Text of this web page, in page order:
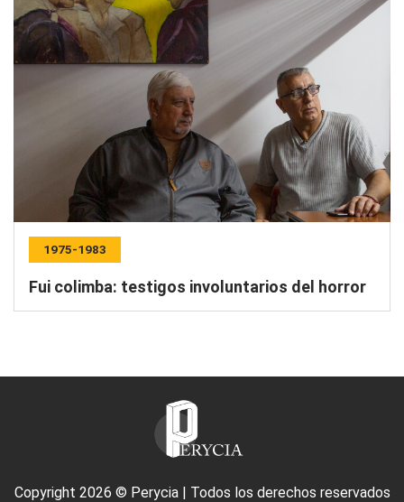
1975-1983
Fui colimba: testigos involuntarios del horror
Copyright 2026 © Perycia | Todos los derechos reservados